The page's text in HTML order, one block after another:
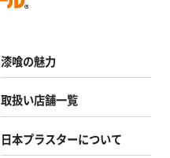
漆喰の魅力
取扱い店舗一覧
日本プラスターについて